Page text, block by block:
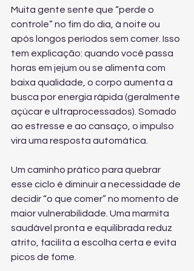
Muita gente sente que “perde o
controle” no fim do dia, à noite ou
após longos períodos sem comer. Isso
tem explicação: quando você passa
horas em jejum ou se alimenta com
baixa qualidade, o corpo aumenta a
busca por energia rápida (geralmente
açúcar e ultraprocessados). Somado
ao estresse e ao cansaço, o impulso
vira uma resposta automática.
Um caminho prático para quebrar
esse ciclo é diminuir a necessidade de
decidir “o que comer” no momento de
maior vulnerabilidade. Uma marmita
saudável pronta e equilibrada reduz
atrito, facilita a escolha certa e evita
picos de fome.